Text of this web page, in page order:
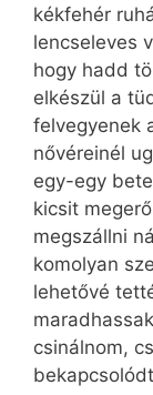
kékfehér
lencseleves
hogy hadd
elkészül a
felvegyenek
nővéreinél
egy-egy
kicsit
megszállni
komolyan
lehetővé
csinálnom,